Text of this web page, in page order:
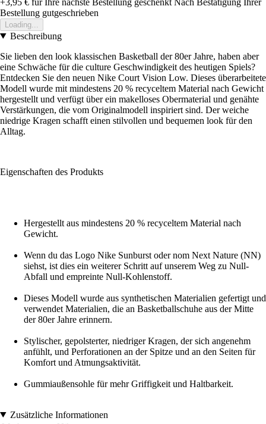
Bestellung gutgeschrieben
Loading...
Beschreibung
Sie lieben den look klassischen Basketball der 80er Jahre, haben aber
eine Schwäche für die culture Geschwindigkeit des heutigen Spiels?
Entdecken Sie den neuen Nike Court Vision Low. Dieses überarbeitete
Modell wurde mit mindestens 20 % recyceltem Material nach Gewicht
hergestellt und verfügt über ein makelloses Obermaterial und genähte
Verstärkungen, die vom Originalmodell inspiriert sind. Der weiche
niedrige Kragen schafft einen stilvollen und bequemen look für den
Alltag.
Eigenschaften des Produkts
Hergestellt aus mindestens 20 % recyceltem Material nach
Gewicht.
Wenn du das Logo Nike Sunburst oder nom Next Nature (NN)
siehst, ist dies ein weiterer Schritt auf unserem Weg zu Null-
Abfall und empreinte Null-Kohlenstoff.
Dieses Modell wurde aus synthetischen Materialien gefertigt und
verwendet Materialien, die an Basketballschuhe aus der Mitte
der 80er Jahre erinnern.
Stylischer, gepolsterter, niedriger Kragen, der sich angenehm
anfühlt, und Perforationen an der Spitze und an den Seiten für
Komfort und Atmungsaktivität.
Gummiaußensohle für mehr Griffigkeit und Haltbarkeit.
Zusätzliche Informationen